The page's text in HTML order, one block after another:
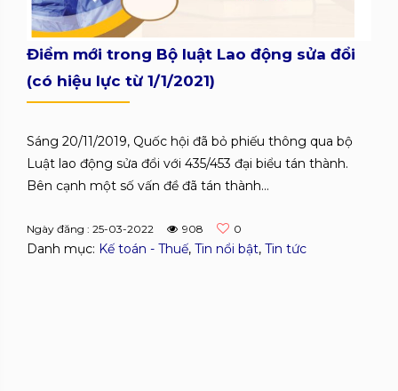
Điểm mới trong Bộ luật Lao động sửa đổi
(có hiệu lực từ 1/1/2021)
Sáng 20/11/2019, Quốc hội đã bỏ phiếu thông qua bộ
Luật lao động sửa đổi với 435/453 đại biểu tán thành.
Bên cạnh một số vấn đề đã tán thành...
Ngày đăng : 25-03-2022 908 0
Danh mục: Kế toán - Thuế, Tin nổi bật, Tin tức